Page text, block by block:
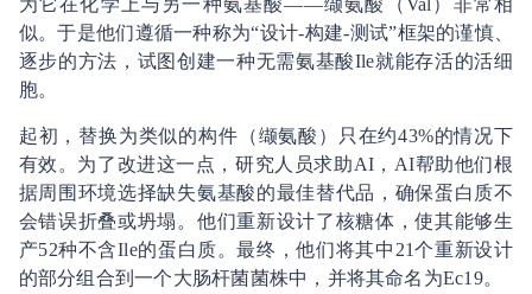
似。于是他们遵循一种称为“设计-构建-测试”框架的谨慎、
逐步的方法，试图创建一种无需氨基酸Ile就能存活的活细
胞。
起初，替换为类似的构件（缬氨酸）只在约43%的情况下
有效。为了改进这一点，研究人员求助AI，AI帮助他们根
据周围环境选择缺失氨基酸的最佳替代品，确保蛋白质不
会错误折叠或坍塌。他们重新设计了核糖体，使其能够生
产52种不含Ile的蛋白质。最终，他们将其中21个重新设计
的部分组合到一个大肠杆菌菌株中，并将其命名为Ec19。